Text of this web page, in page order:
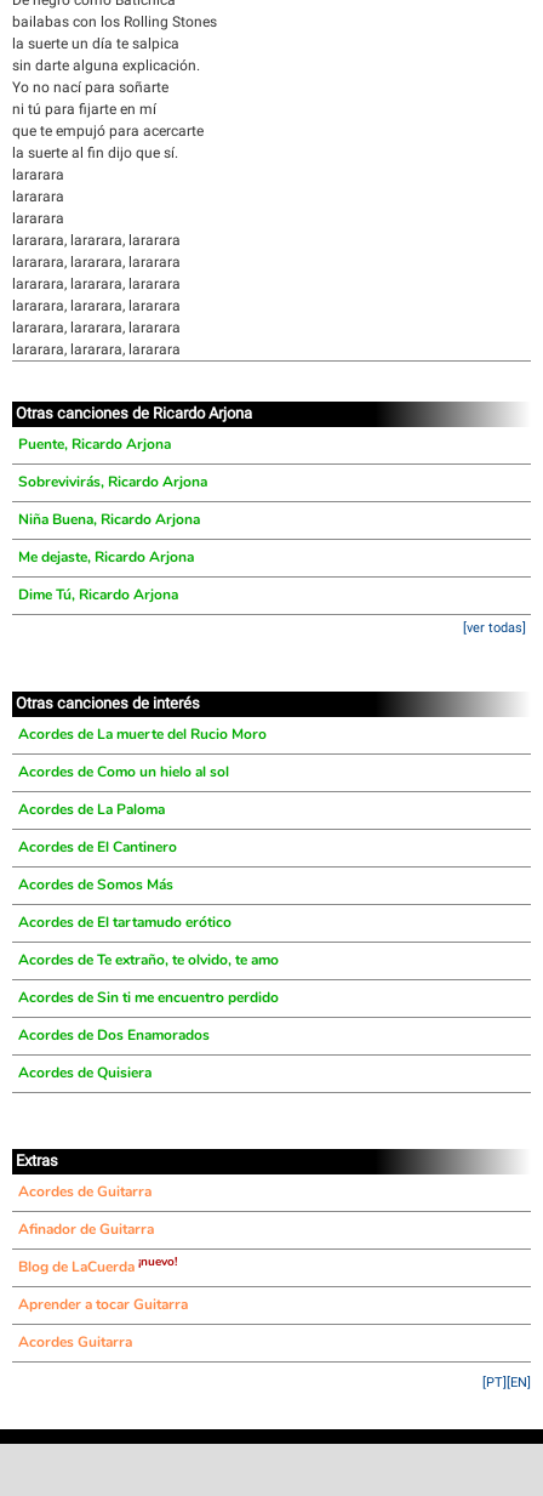
bailabas con los Rolling Stones
la suerte un día te salpica
sin darte alguna explicación.
Yo no nací para soñarte
ni tú para fijarte en mí
que te empujó para acercarte
la suerte al fin dijo que sí.
lararara
lararara
lararara
lararara, lararara, lararara
lararara, lararara, lararara
lararara, lararara, lararara
lararara, lararara, lararara
lararara, lararara, lararara
lararara, lararara, lararara
Otras canciones de Ricardo Arjona
Puente, Ricardo Arjona
Sobrevivirás, Ricardo Arjona
Niña Buena, Ricardo Arjona
Me dejaste, Ricardo Arjona
Dime Tú, Ricardo Arjona
[ver todas]
Otras canciones de interés
Acordes de La muerte del Rucio Moro
Acordes de Como un hielo al sol
Acordes de La Paloma
Acordes de El Cantinero
Acordes de Somos Más
Acordes de El tartamudo erótico
Acordes de Te extraño, te olvido, te amo
Acordes de Sin ti me encuentro perdido
Acordes de Dos Enamorados
Acordes de Quisiera
Extras
Acordes de Guitarra
Afinador de Guitarra
Blog de LaCuerda ¡nuevo!
Aprender a tocar Guitarra
Acordes Guitarra
[EN]
[PT]